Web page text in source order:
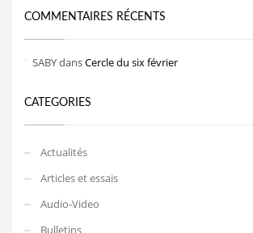
COMMENTAIRES RÉCENTS
SABYdansCercle du six février
CATEGORIES
Actualités
Articles et essais
Audio-Video
Bulletins